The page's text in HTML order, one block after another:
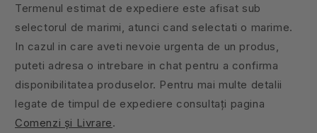
Termenul estimat de expediere este afisat sub
selectorul de marimi, atunci cand selectati o marime.
In cazul in care aveti nevoie urgenta de un produs,
puteti adresa o intrebare in chat pentru a confirma
disponibilitatea produselor. Pentru mai multe detalii
legate de timpul de expediere consultați pagina
Comenzi și Livrare.